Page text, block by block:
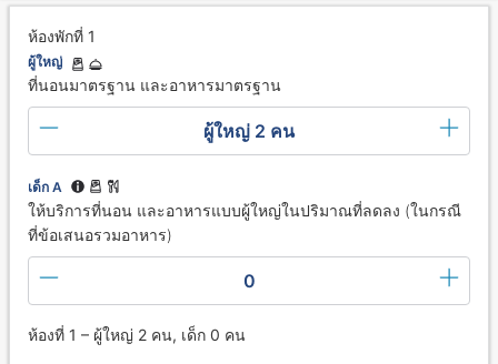
ห้องพักที่ 1
ผู้ใหญ่
ที่นอนมาตรฐาน และอาหารมาตรฐาน
ผู้ใหญ่ 2 คน
เด็ก A
ให้บริการที่นอน และอาหารแบบผู้ใหญ่ในปริมาณที่ลดลง (ในกรณี
ที่ข้อเสนอรวมอาหาร)
0
ห้องที่ 1 – ผู้ใหญ่ 2 คน, เด็ก 0 คน